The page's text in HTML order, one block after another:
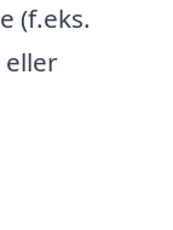
(f.eks.